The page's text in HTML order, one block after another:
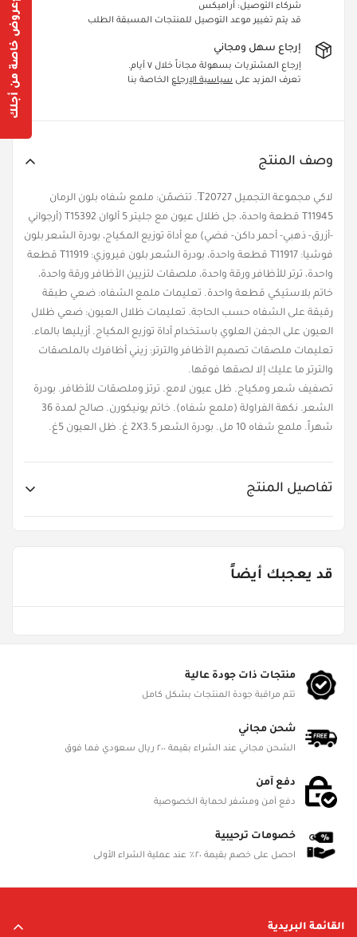
شركاء التوصيل: أراميكس
قد يتم تغيير موعد التوصيل للمنتجات المسبقة الطلب
إرجاع سهل ومجاني
إرجاع المشتريات بسهولة مجاناً خلال ٧ أيام.
تعرف المزيد على سياسية الإرجاع الخاصة بنا
وصف المنتج
لاكي مجموعة التجميل Т20727. تتضمّن: ملمع شفاه بلون الرمان
T11945 قطعة واحدة، جل ظلال عيون مع جليتر 5 ألوان T15392 (أرجواني
-أزرق- ذهبي- أحمر داكن- فضي) مع أداة توزيع المكياج، بودرة الشعر بلون
فوشيا: T11917 قطعة واحدة، بودرة الشعر بلون فيروزي: T11919 قطعة
واحدة، ترتر للأظافر ورقة واحدة، ملصقات لتزيين الأظافر ورقة واحدة،
خاتم بلاستيكي قطعة واحدة. تعليمات ملمع الشفاه: ضعي طبقة
رقيقة على الشفاه حسب الحاجة. تعليمات ظلال العيون: ضعي ظلال
العيون على الجفن العلوي باستخدام أداة توزيع المكياج. أزيليها بالماء.
تعليمات ملصقات تصميم الأظافر والترتر: زيني أظافرك بالملصقات
والترتر ما عليك إلا لصقها فوقها.
تصفيف شعر ومكياج. ظل عيون لامع. ترتز وملصقات للأظافر. بودرة
الشعر. نكهة الفراولة (ملمع شفاه). خاتم يونيكورن. صالح لمدة 36
شهراً. ملمع شفاه 10 مل. بودرة الشعر 2X3.5 غ. ظل العيون 5غ.
تفاصيل المنتج
L 25cm, W 4cm, H 29cm
Not Required
No
Material
قد يعجبك أيضاً
منتجات ذات جودة عالية
تتم مراقبة جودة المنتجات بشكل كامل
شحن مجاني
الشحن مجاني عند الشراء بقيمة ٢٠٠ ريال سعودي فما فوق
دفع آمن
دفع آمن ومشفر لحماية الخصوصية
خصومات ترحيبية
احصل على خصم بقيمة ٢٠٪ عند عملية الشراء الأولى
القائمة البريدية
Confirm your age
Are you 18 years old or older? عروض خاصة من أجلك